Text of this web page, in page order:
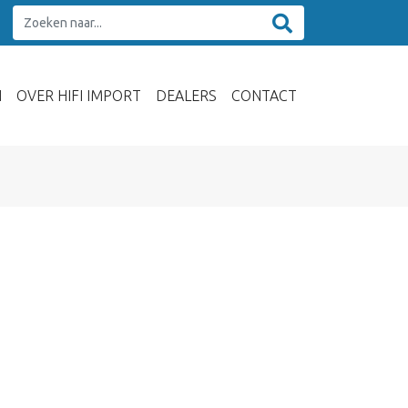
OVER HIFI IMPORT DEALERS CONTACT